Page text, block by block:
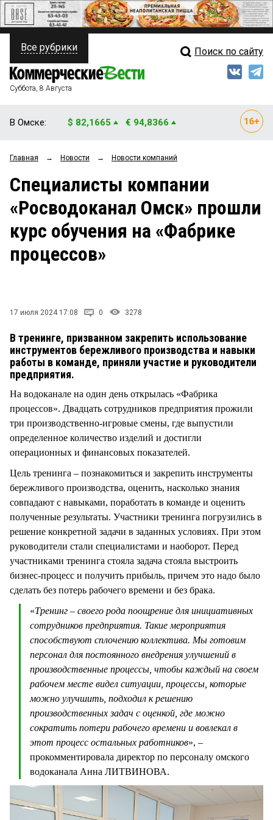
ПОЛИТИКА
ФИНАНСЫ
ОБЩЕСТВО
ЗАКОН
НОВОСТИ КОМПАНИЙ
Свежий выпуск
Мнения
Рейтинги
Блоги
Архив
Все рубрики Поиск по сайту
Суббота, 8 Августа
В Омске: $ 82,1665 € 94,8366
Главная → Новости → Новости компаний
Специалисты компании
«Росводоканал Омск» прошли
курс обучения на «Фабрике
процессов»
17 июля 2024 17:08 0 3278
В тренинге, призванном закрепить использование
инструментов бережливого производства и навыки
работы в команде, приняли участие и руководители
предприятия.
На водоканале на один день открылась «Фабрика
процессов». Двадцать сотрудников предприятия прожили
три производственно-игровые смены, где выпустили
определенное количество изделий и достигли
операционных и финансовых показателей.
Цель тренинга – познакомиться и закрепить инструменты
бережливого производства, оценить, насколько знания
совпадают с навыками, поработать в команде и оценить
полученные результаты. Участники тренинга погрузились в
решение конкретной задачи в заданных условиях. При этом
руководители стали специалистами и наоборот. Перед
участниками тренинга стояла задача стояла выстроить
бизнес-процесс и получить прибыль, причем это надо было
сделать без потерь рабочего времени и без брака.
«Тренинг – своего рода поощрение для инициативных
сотрудников предприятия. Такие мероприятия
способствуют сплочению коллектива. Мы готовим
персонал для постоянного внедрения улучшений в
производственные процессы, чтобы каждый на своем
рабочем месте видел ситуации, процессы, которые
можно улучшить, подходил к решению
производственных задач с оценкой, где можно
сократить потери рабочего времени и вовлекал в
этот процесс остальных работников», –
прокомментировала директор по персоналу омского
водоканала Анна ЛИТВИНОВА.